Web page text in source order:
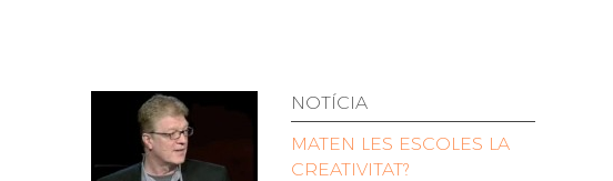
NOTÍCIA
MATEN LES ESCOLES LA
CREATIVITAT?